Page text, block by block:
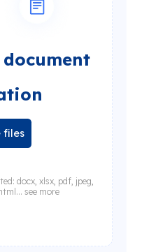
document
files
docx, xlsx, pdf, jpeg,
see more